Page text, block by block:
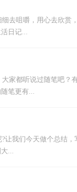
咀嚼，用心去欣赏
日记...
家都听说过随笔吧？
笔更有...
我们今天做个总结，
...